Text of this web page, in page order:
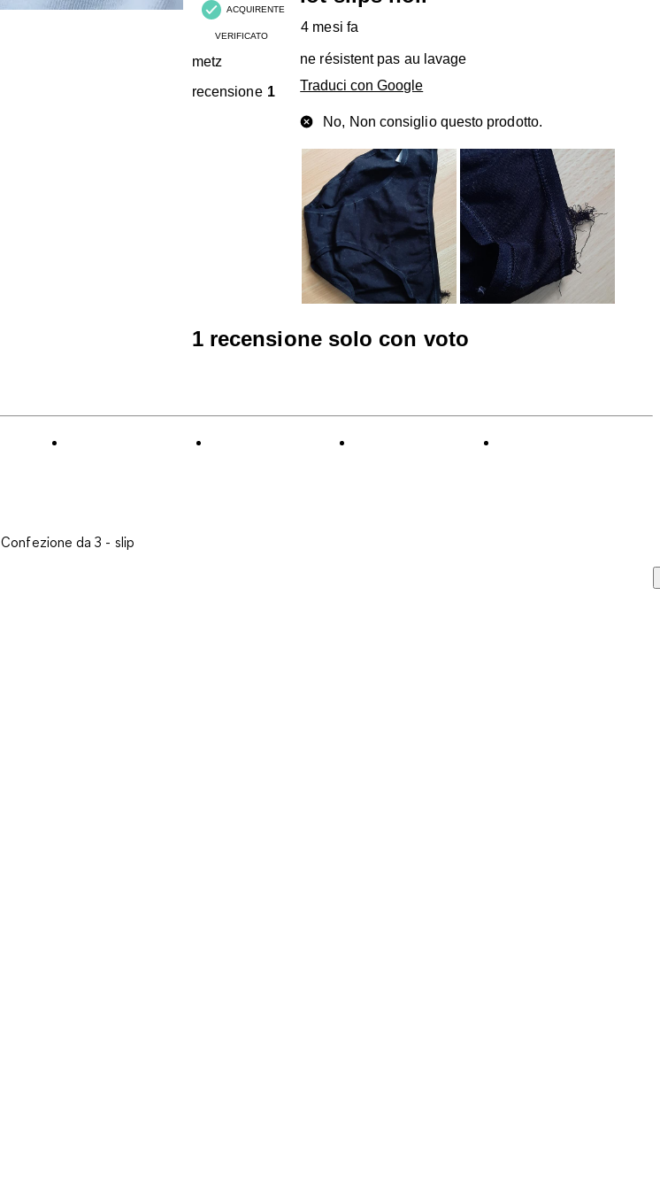
ACQUIRENTE
VERIFICATO
metz
recensione 1
4 mesi fa
ne résistent pas au lavage
Traduci con Google
No, Non consiglio questo prodotto.
1 recensione solo con voto
Confezione da 3 - slip